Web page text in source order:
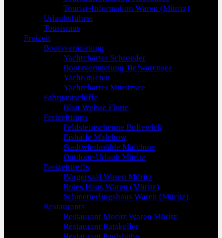
Tourist-Information Waren (Müritz)
Urlaubsführer
Tourismus
Freizeit
Bootsvermietung
Yachtcharter Schroeder
Bootsvermietung Tiefwarensee
Yacht-mieten
Yachtcharter Müritzsee
Fahrgastschiffe
Blau Weisse Flotte
Freizeittipps
Feldsteinscheune Bollewick
Eishalle Malchow
Stadtwindmühle Malchow
Outdoor-Urlaub Müritz
Freizeittreffs
Bürgersaal Waren Müritz
Rotes Haus Waren (Müritz)
Schmetterlingshaus Waren (Müritz)
Restaurants
Restaurant Moritz Waren Müritz
Restaurant Ratskeller